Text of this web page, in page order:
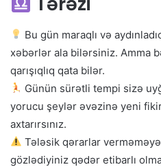
Bu gün maraqlı və
xəbərlər ala bilərsiniz. Amma
qarışıqlıq qata bilər.
Günün sürətli tempi sizə
yorucu şeylər əvəzinə yeni
axtarırsınız.
Tələsik qərarlar verməməyə
gözlədiyiniz qədər etibarlı